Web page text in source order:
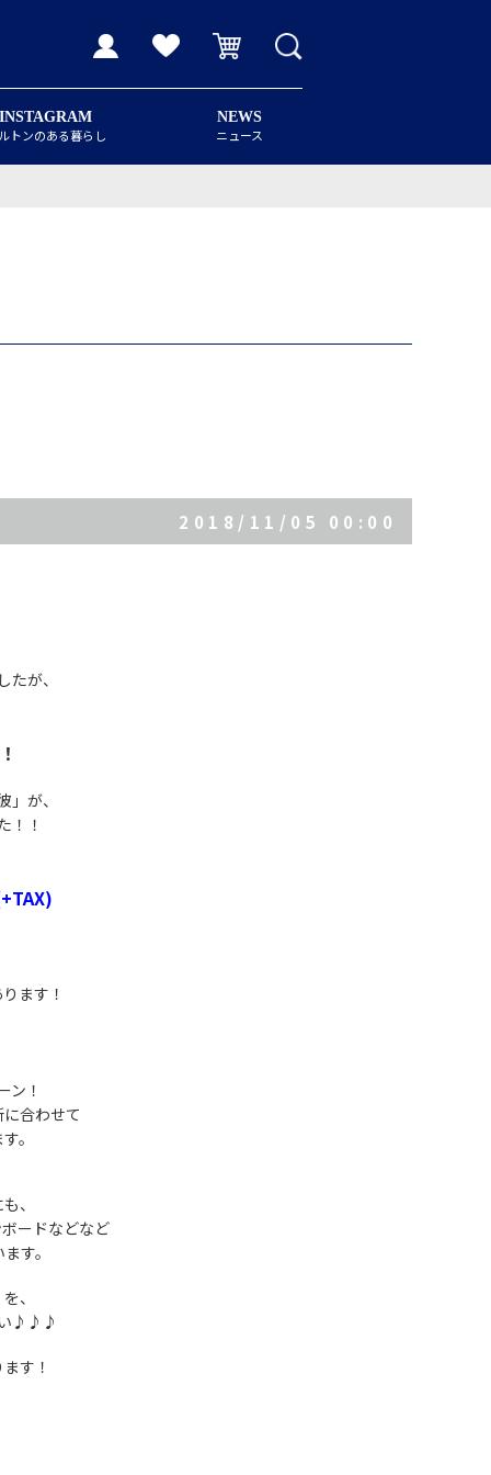
INSTAGRAM
トンのある暮らし
NEWS
ニュース
2018/11/05 00:00
が、
が、
！！
ます！
ン！
合わせて
。
、
ードなどなど
す。
、
い♪♪♪
す！